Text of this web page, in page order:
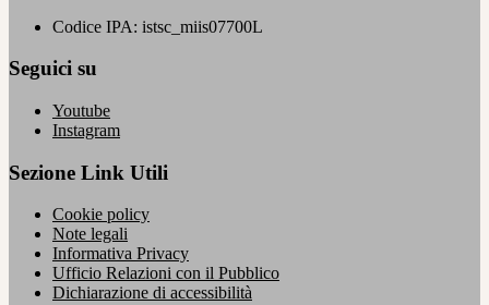
Codice IPA: istsc_miis07700L
Seguici su
Youtube
Instagram
Sezione Link Utili
Cookie policy
Note legali
Informativa Privacy
Ufficio Relazioni con il Pubblico
Dichiarazione di accessibilità